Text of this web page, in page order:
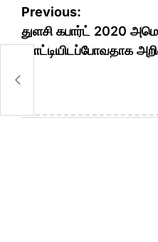
Post
navigation
Previous:
துளசி கபார்ட் 2020
போட்டியிடப்போவதாக